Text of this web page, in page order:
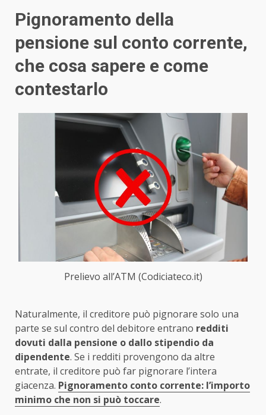
Pignoramento della
pensione sul conto corrente,
che cosa sapere e come
contestarlo
Prelievo all’ATM (Codiciateco.it)
Naturalmente, il creditore può pignorare solo una
parte se sul contro del debitore entrano redditi
dovuti dalla pensione o dallo stipendio da
dipendente. Se i redditi provengono da altre
entrate, il creditore può far pignorare l’intera
giacenza. Pignoramento conto corrente: l’importo
minimo che non si può toccare.